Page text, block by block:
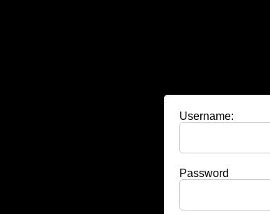
Username:
Password